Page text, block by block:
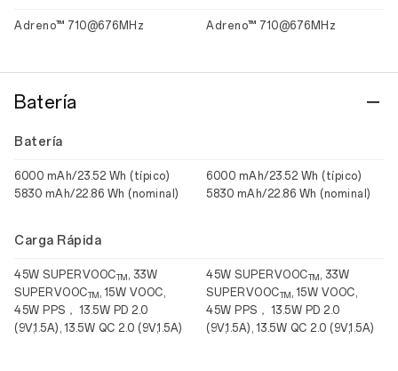
Adreno™ 710@676MHz Adreno™ 710@676MHz
Batería
Batería
6000 mAh/23.52 Wh (típico)
5830 mAh/22.86 Wh (nominal)
6000 mAh/23.52 Wh (típico)
5830 mAh/22.86 Wh (nominal)
Carga Rápida
45W SUPERVOOCTM, 33W
SUPERVOOCTM, 15W VOOC,
45W PPS， 13.5W PD 2.0
(9V,1.5A), 13.5W QC 2.0 (9V,1.5A)
45W SUPERVOOCTM, 33W
SUPERVOOCTM, 15W VOOC,
45W PPS， 13.5W PD 2.0
(9V,1.5A), 13.5W QC 2.0 (9V,1.5A)